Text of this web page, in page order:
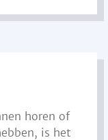
horen of
is het